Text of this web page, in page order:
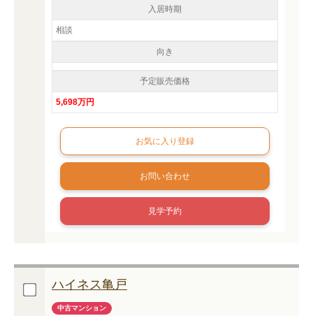
入居時期
相談
向き
予定販売価格
5,698万円
お問い合わせ
見学予約
ハイネス亀戸
中古マンション